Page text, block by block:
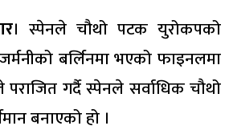
। स्पेनले चौथो पटक युरोकपको
बर्लिनमा भएको फाइनलमा
गर्दै स्पेनले सर्वाधिक चौथो
बनाएको हो ।